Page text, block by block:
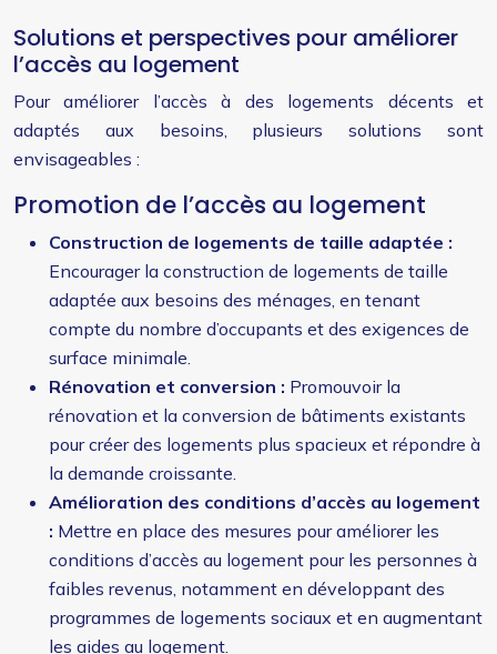
Solutions et perspectives pour améliorer
l’accès au logement
Pour améliorer l’accès à des logements décents et
adaptés aux besoins, plusieurs solutions sont
envisageables :
Promotion de l’accès au logement
Construction de logements de taille adaptée :
Encourager la construction de logements de taille
adaptée aux besoins des ménages, en tenant
compte du nombre d’occupants et des exigences de
surface minimale.
Rénovation et conversion : Promouvoir la
rénovation et la conversion de bâtiments existants
pour créer des logements plus spacieux et répondre à
la demande croissante.
Amélioration des conditions d’accès au logement
: Mettre en place des mesures pour améliorer les
conditions d’accès au logement pour les personnes à
faibles revenus, notamment en développant des
programmes de logements sociaux et en augmentant
les aides au logement.